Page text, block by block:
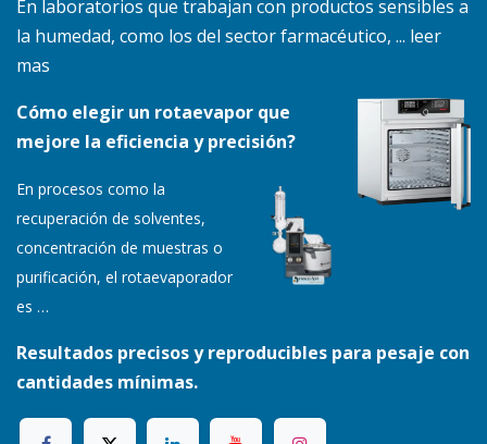
En laboratorios que trabajan con productos sensibles a
la humedad, como los del sector farmacéutico, ... leer
mas
Cómo elegir un rotaevapor que
mejore la eficiencia y precisión?
En procesos como la
recuperación de solventes,
concentración de muestras o
purificación, el rotaevaporador
es …
Resultados precisos y reproducibles para pesaje con
cantidades mínimas.